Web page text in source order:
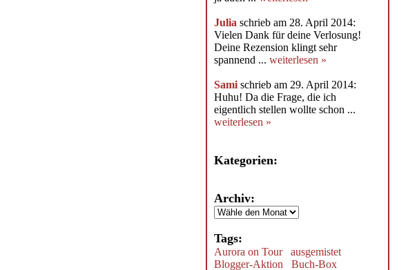
Julia schrieb am 28. April 2014:
Vielen Dank für deine Verlosung!
Deine Rezension klingt sehr
spannend ...weiterlesen »
Sami schrieb am 29. April 2014:
Huhu! Da die Frage, die ich
eigentlich stellen wollte schon ...
weiterlesen »
Kategorien:
Archiv:
Tags:
Aurora on Tour
ausgemistet
Blogger-Aktion
Buch-Box